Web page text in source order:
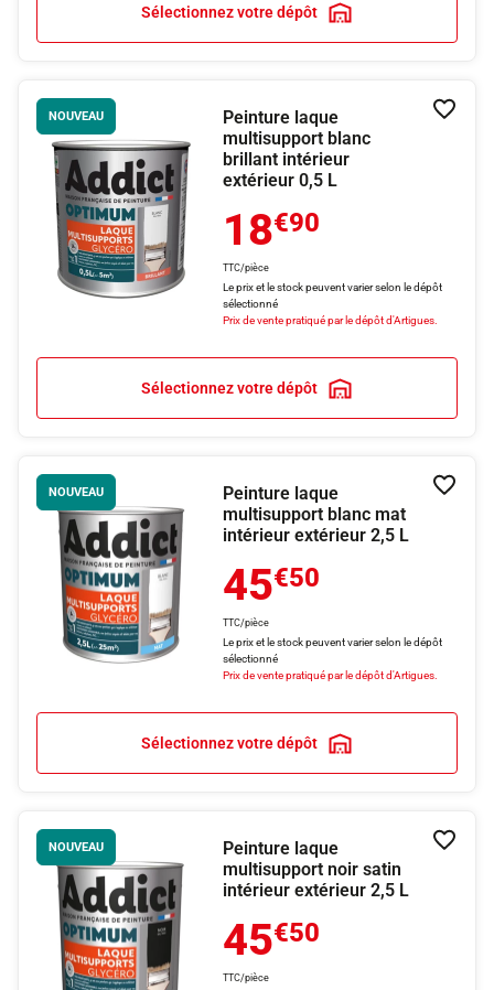
Sélectionnez votre dépôt
NOUVEAU
Peinture laque
multisupport blanc
brillant intérieur
extérieur 0,5 L
18€90
TTC/pièce
Le prix et le stock peuvent varier selon le dépôt
sélectionné
Prix de vente pratiqué par le dépôt d'Artigues.
Sélectionnez votre dépôt
NOUVEAU
Peinture laque
multisupport blanc mat
intérieur extérieur 2,5 L
45€50
TTC/pièce
Le prix et le stock peuvent varier selon le dépôt
sélectionné
Prix de vente pratiqué par le dépôt d'Artigues.
Sélectionnez votre dépôt
NOUVEAU
Peinture laque
multisupport noir satin
intérieur extérieur 2,5 L
45€50
TTC/pièce